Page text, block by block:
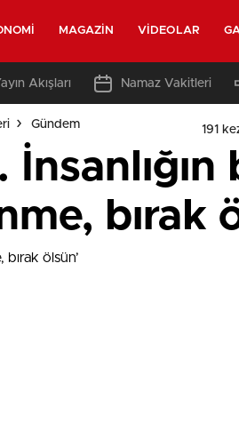
MAGAZIN VIDEOLAR
Akışları Namaz Vakitleri
Gündem 191
bırak